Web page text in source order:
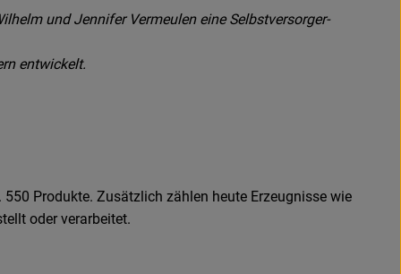
und Jennifer Vermeulen eine Selbstversorger-
entwickelt.
Produkte. Zusätzlich zählen heute Erzeugnisse wie
oder verarbeitet.